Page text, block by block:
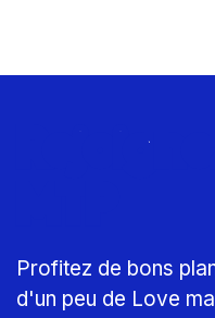
Profitez de bons
d'un peu de Love